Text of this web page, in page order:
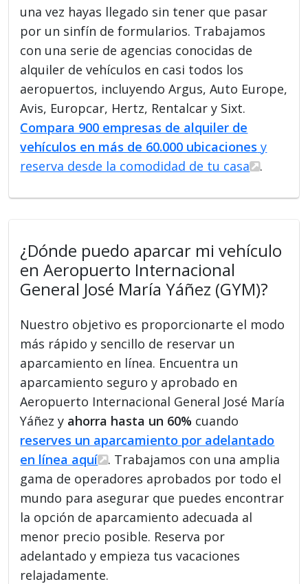
una vez hayas llegado sin tener que pasar
por un sinfín de formularios. Trabajamos
con una serie de agencias conocidas de
alquiler de vehículos en casi todos los
aeropuertos, incluyendo Argus, Auto Europe,
Avis, Europcar, Hertz, Rentalcar y Sixt.
Compara 900 empresas de alquiler de
vehículos en más de 60.000 ubicaciones y
reserva desde la comodidad de tu casa
.
¿Dónde puedo aparcar mi vehículo
en Aeropuerto Internacional
General José María Yáñez (GYM)?
Nuestro objetivo es proporcionarte el modo
más rápido y sencillo de reservar un
aparcamiento en línea. Encuentra un
aparcamiento seguro y aprobado en
Aeropuerto Internacional General José María
Yáñez y ahorra hasta un 60% cuando
reserves un aparcamiento por adelantado
en línea aquí
. Trabajamos con una amplia
gama de operadores aprobados por todo el
mundo para asegurar que puedes encontrar
la opción de aparcamiento adecuada al
menor precio posible. Reserva por
adelantado y empieza tus vacaciones
relajadamente.